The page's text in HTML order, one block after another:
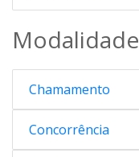
Modalidade
Chamamento
Concorrência